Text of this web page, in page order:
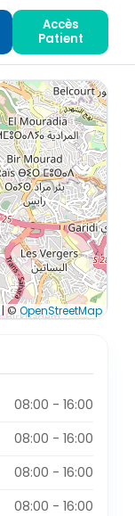
Accès
Patient
|© OpenStreetMap
08:00 - 16:00
08:00 - 16:00
08:00 - 16:00
08:00 - 16:00